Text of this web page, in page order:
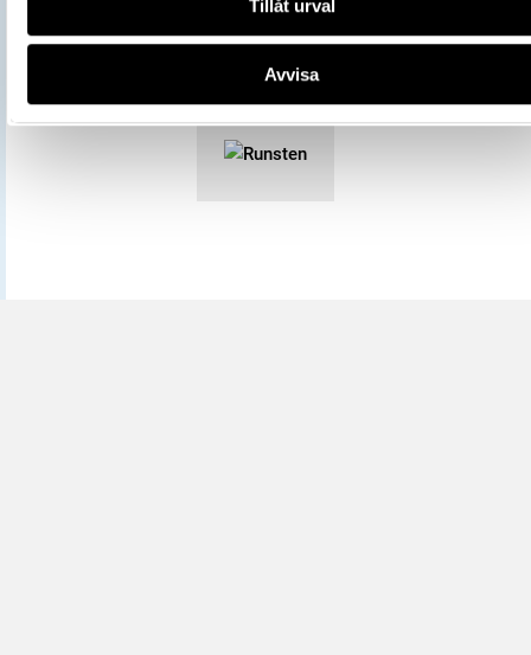
Tillåt urval
Avvisa
licensen CC0.
Mer information om licenser hos Statens historiska museer.